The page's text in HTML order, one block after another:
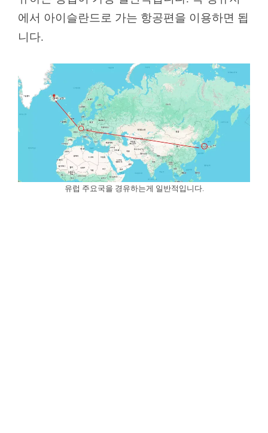
에서 아이슬란드로 가는 항공편을 이용하면 됩
니다.
유럽 주요국을 경유하는게 일반적입니다.